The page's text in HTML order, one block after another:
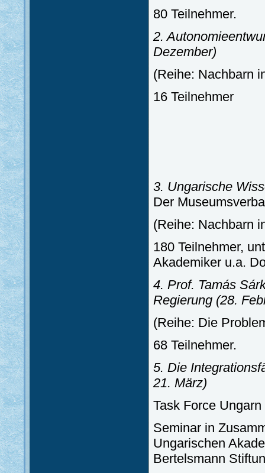
80 Teilnehmer.
2.
Dezember)
(Reihe: Nachbarn
16 Teilnehmer
3. Ungarische
Der
(Reihe: Nachbarn
180 Teilnehmer,
Akademiker u.a.
4. Prof. Tamás
Regierung (28.
(Reihe: Die
68 Teilnehmer.
5. Die
21. März)
Task Force
Seminar in
Ungarischen
Bertelsmann